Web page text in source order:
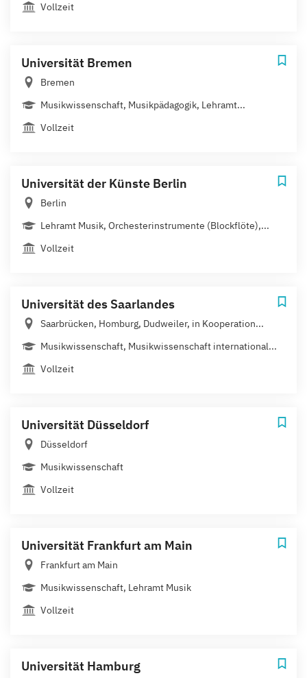
Vollzeit
Universität Bremen
Bremen
Musikwissenschaft, Musikpädagogik, Lehramt...
Vollzeit
Universität der Künste Berlin
Berlin
Lehramt Musik, Orchesterinstrumente (Blockflöte),...
Vollzeit
Universität des Saarlandes
Saarbrücken, Homburg, Dudweiler, in Kooperation...
Musikwissenschaft, Musikwissenschaft international...
Vollzeit
Universität Düsseldorf
Düsseldorf
Musikwissenschaft
Vollzeit
Universität Frankfurt am Main
Frankfurt am Main
Musikwissenschaft, Lehramt Musik
Vollzeit
Universität Hamburg